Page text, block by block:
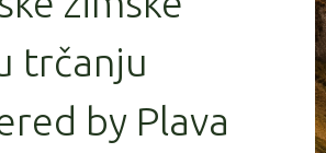
trčanju
by Plava